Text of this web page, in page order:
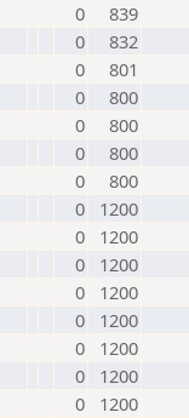
0
839
0
832
0
801
0
800
0
800
0
800
0
800
0
1200
0
1200
0
1200
0
1200
0
1200
0
1200
0
1200
0
1200